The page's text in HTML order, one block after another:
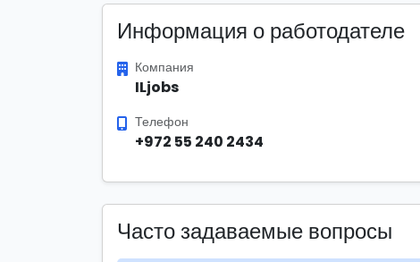
Информация о работодателе
Компания
ILjobs
Телефон
+972 55 240 2434
Часто задаваемые вопросы